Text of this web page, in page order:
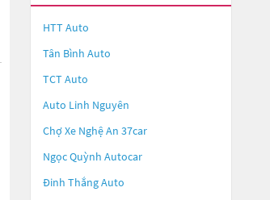
HTT Auto
Tân Bình Auto
TCT Auto
Auto Linh Nguyên
Chợ Xe Nghệ An 37car
Ngọc Quỳnh Autocar
Đinh Thắng Auto